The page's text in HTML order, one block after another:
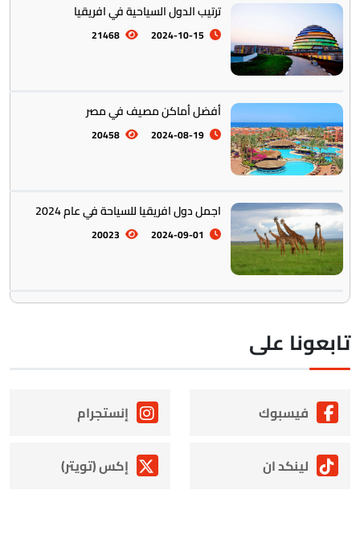
ترتيب الدول السياحية في افريقيا
2024-10-15
21468
أفضل أماكن مصيف في مصر
2024-08-19
20458
اجمل دول افريقيا للسياحة في عام 2024
2024-09-01
20023
على
فيسبوك إنستجرام
لينكد ان إكس (تويتر)